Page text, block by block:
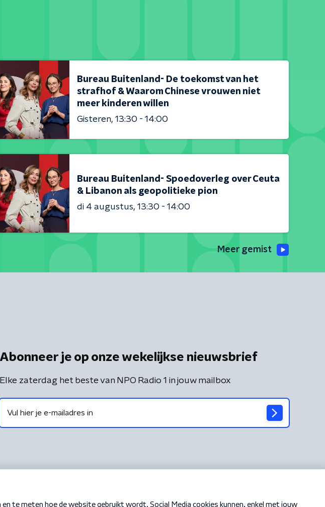
Bureau Buitenland- De toekomst van het
strafhof & Waarom Chinese vrouwen niet
meer kinderen willen
Gisteren 13:30 - 14:00
Bureau Buitenland- Spoedoverleg over Ceuta
& Libanon als geopolitieke pion
di 4 augustus 13:30 - 14:00
Meer gemist
Abonneer je op onze wekelijkse nieuwsbrief
Elke zaterdag het beste van NPO Radio 1 in jouw mailbox